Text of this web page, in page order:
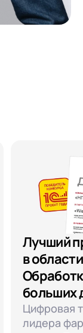
Лучший
в
больших
Цифровая
лидера